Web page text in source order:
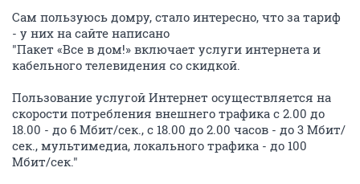
Сам пользуюсь домру, стало интересно, что за тариф
- у них на сайте написано
"Пакет «Все в дом!» включает услуги интернета и
кабельного телевидения со скидкой.
Пользование услугой Интернет осуществляется на
скорости потребления внешнего трафика с 2.00 до
18.00 - до 6 Мбит/сек., с 18.00 до 2.00 часов - до 3 Мбит/
сек., мультимедиа, локального трафика - до 100
Мбит/сек."